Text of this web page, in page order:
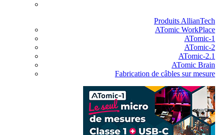
Produits AllianTech
ATomic WorkPlace
ATomic-1
ATomic-2
ATomic-2.1
ATomic Brain
Fabrication de câbles sur mesure